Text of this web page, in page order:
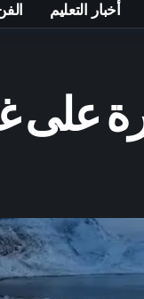
سان جيرمان تعطل إتمام
عربية أعلى 100 فنان»
من رحيل خوان بيزيرا –
يتلقى هدية “غريبة” في
كأنه مطعم واتقفل» –
عقده مع ريال مدريد –
أخبار التعليم